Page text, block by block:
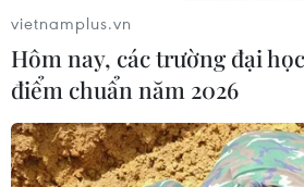
vietnamplus.vn
Hôm nay, các trường đại
điểm chuẩn năm 2026